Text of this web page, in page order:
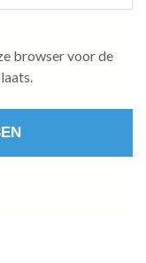
browser voor de